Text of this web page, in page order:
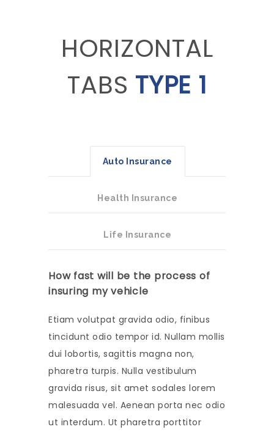
HORIZONTAL
TABS TYPE 1
Auto Insurance
Health Insurance
Life Insurance
How fast will be the process of
insuring my vehicle
Etiam volutpat gravida odio, finibus
tincidunt odio tempor id. Nullam mollis
dui lobortis, sagittis magna non,
pharetra turpis. Nulla vestibulum
gravida risus, sit amet sodales lorem
malesuada vel. Aenean porta nec odio
ut interdum. Ut pharetra porttitor